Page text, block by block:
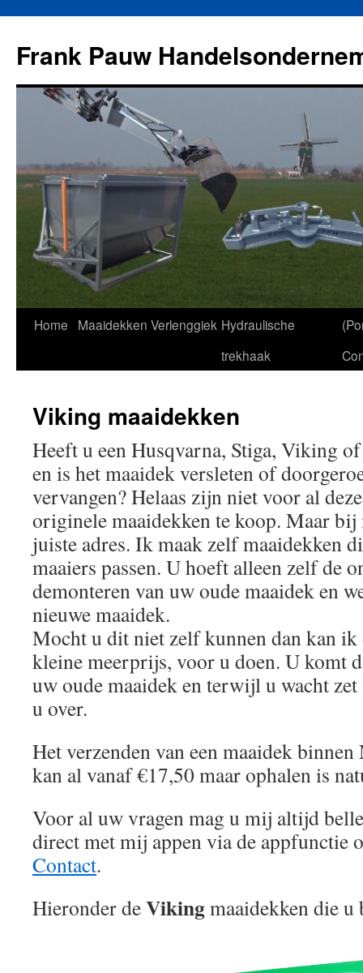
de
inhoud
Frank Pauw
Home Maaidekken Verlenggiek Hydraulische
trekhaak
Viking maaidekken
Heeft u een Husqvarna, Stiga, Viking
en is het maaidek versleten of
vervangen? Helaas zijn niet voor al
originele maaidekken te koop. Maar bij
juiste adres. Ik maak zelf maaidekken
maaiers passen. U hoeft alleen zelf de
demonteren van uw oude maaidek en
nieuwe maaidek.
Mocht u dit niet zelf kunnen dan kan ik
kleine meerprijs, voor u doen. U komt
uw oude maaidek en terwijl u wacht
u over.
Het verzenden van een maaidek
kan al vanaf €17,50 maar ophalen is
Voor al uw vragen mag u mij altijd
direct met mij appen via de appfunctie
Contact.
Hieronder deVikingmaaidekken die